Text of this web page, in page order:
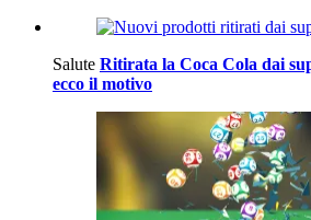
Salute Ritirata la Coca Cola dai
ecco il motivo